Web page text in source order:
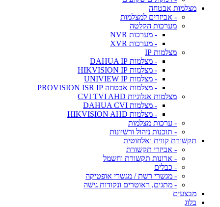
מצלמות אבטחה
- אביזרים למצלמות
מערכות הקלטה
- מערכות NVR
- מערכות XVR
מצלמות IP
- מצלמות DAHUA IP
- מצלמות HIKVISION IP
- מצלמות UNIVIEW IP
- מצלמות אבטחה PROVISION ISR IP
מצלמות אנלוגיות CVI TVI AHD
- מצלמות DAHUA CVI
- מצלמות HIKVISION AHD
- ערכות מצלמות
- תוכנות ניהול ורשיונות
תקשורת קווית ואלחוטית
- אביזרי תקשורת
- ארונות תקשורת וחשמל
- כבלים
- מגשרי רשת / מגשרי אופטיקה
- מתגים, ראוטרים ונקודות גישה
מבצעים
בלוג